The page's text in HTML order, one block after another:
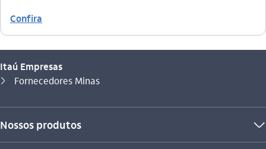
Confira
Itaú Empresas
seta_direita
Você está aqui:
Fornecedores Minas
Nossos produtos seta_baixo